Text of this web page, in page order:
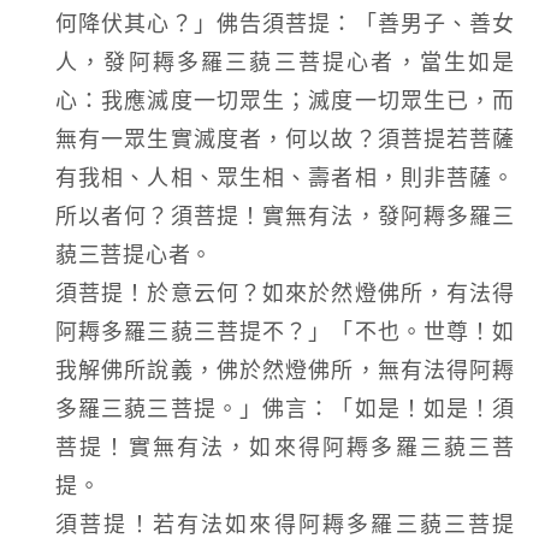
何降伏其心？」佛告須菩提：「善男子、善女
人，發阿耨多羅三藐三菩提心者，當生如是
心：我應滅度一切眾生；滅度一切眾生已，而
無有一眾生實滅度者，何以故？須菩提若菩薩
有我相、人相、眾生相、壽者相，則非菩薩。
所以者何？須菩提！實無有法，發阿耨多羅三
藐三菩提心者。
須菩提！於意云何？如來於然燈佛所，有法得
阿耨多羅三藐三菩提不？」「不也。世尊！如
我解佛所說義，佛於然燈佛所，無有法得阿耨
多羅三藐三菩提。」佛言：「如是！如是！須
菩提！實無有法，如來得阿耨多羅三藐三菩
提。
須菩提！若有法如來得阿耨多羅三藐三菩提